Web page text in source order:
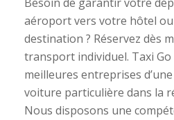
aéroport vers votre hôtel
destination ? Réservez dès
transport individuel. Taxi Go
meilleures entreprises
voiture particulière dans la
Nous disposons une